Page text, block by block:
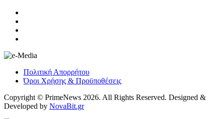
Πολιτική Απορρήτου
Όροι Χρήσης & Προϋποθέσεις
Copyright © PrimeNews 2026. All Rights Reserved. Designed &
Developed by NovaBit.gr